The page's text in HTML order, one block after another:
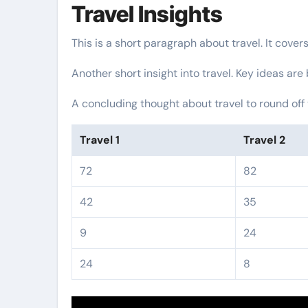
Travel Insights
This is a short paragraph about travel. It
Another short insight into travel. Key ideas
A concluding thought about travel to round
Travel 1 Travel 2
72 82
42 35
9 24
24 8